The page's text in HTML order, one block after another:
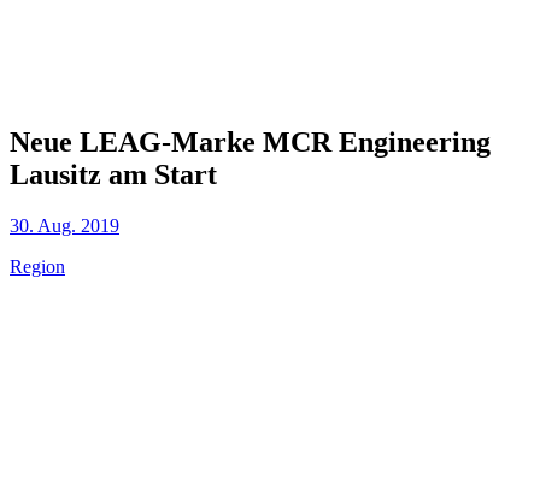
Neue LEAG-Marke MCR Engineering
Lausitz am Start
30. Aug. 2019
Region